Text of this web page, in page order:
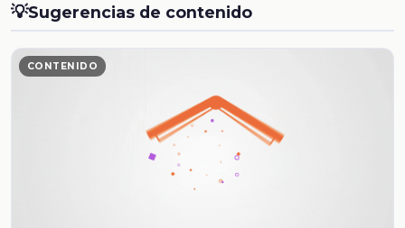
💡Sugerencias de contenido
CONTENIDO